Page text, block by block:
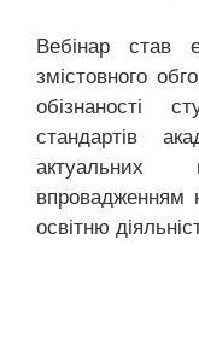
Вебінар став
змістовного
обізнаності
стандартів
актуальних
впровадженням
освітню